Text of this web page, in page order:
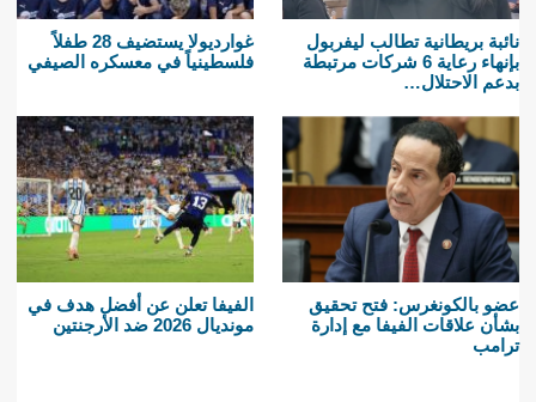
نائبة بريطانية تطالب ليفربول
بإنهاء رعاية 6 شركات مرتبطة
بدعم الاحتلال…
غوارديولا يستضيف 28 طفلاً
فلسطينياً في معسكره الصيفي
عضو بالكونغرس: فتح تحقيق
بشأن علاقات الفيفا مع إدارة
ترامب
الفيفا تعلن عن أفضل هدف في
مونديال 2026 ضد الأرجنتين